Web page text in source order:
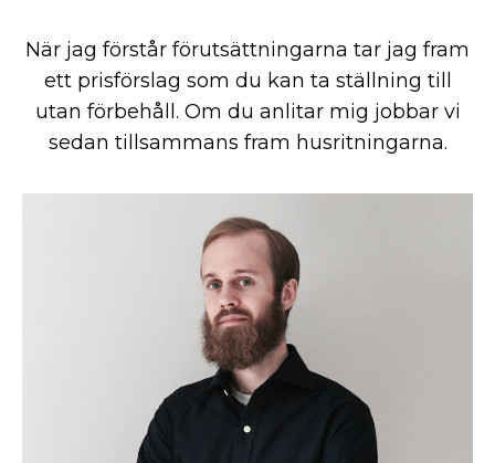
När jag förstår förutsättningarna tar jag fram
ett prisförslag som du kan ta ställning till
utan förbehåll. Om du anlitar mig jobbar vi
sedan tillsammans fram husritningarna.